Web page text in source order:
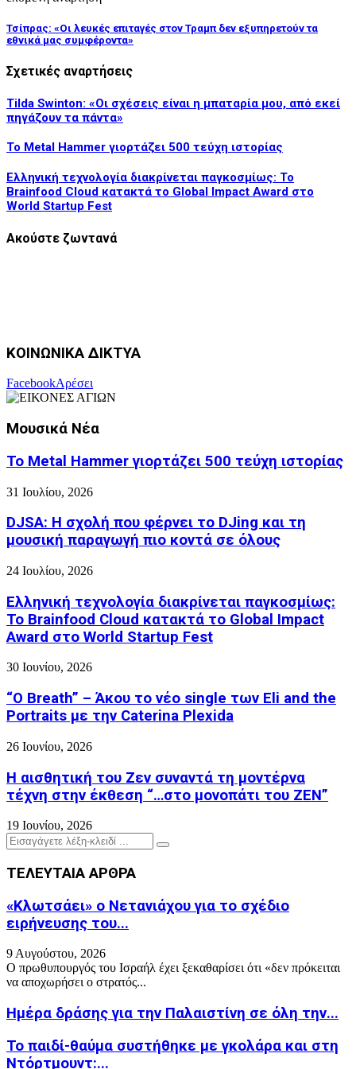
Τσίπρας: «Οι λευκές επιταγές στον Τραμπ δεν εξυπηρετούν τα
εθνικά μας συμφέροντα»
Σχετικές αναρτήσεις
Tilda Swinton: «Οι σχέσεις είναι η μπαταρία μου, από εκεί
πηγάζουν τα πάντα»
Το Metal Hammer γιορτάζει 500 τεύχη ιστορίας
Ελληνική τεχνολογία διακρίνεται παγκοσμίως: Το
Brainfood Cloud κατακτά το Global Impact Award στο
World Startup Fest
Ακούστε ζωντανά
ΚΟΙΝΩΝΙΚΑ ΔΙΚΤΥΑ
FacebookΑρέσει
Μουσικά Νέα
Το Metal Hammer γιορτάζει 500 τεύχη ιστορίας
31 Ιουλίου, 2026
DJSA: Η σχολή που φέρνει το DJing και τη
μουσική παραγωγή πιο κοντά σε όλους
24 Ιουλίου, 2026
Ελληνική τεχνολογία διακρίνεται παγκοσμίως:
Το Brainfood Cloud κατακτά το Global Impact
Award στο World Startup Fest
30 Ιουνίου, 2026
“O Breath” – Άκου το νέο single των Eli and the
Portraits με την Caterina Plexida
26 Ιουνίου, 2026
Η αισθητική του Ζεν συναντά τη μοντέρνα
τέχνη στην έκθεση “…στο μονοπάτι του ΖΕΝ”
19 Ιουνίου, 2026
Search
for:
Search
ΤΕΛΕΥΤΑΙΑ ΑΡΘΡΑ
«Κλωτσάει» ο Νετανιάχου για το σχέδιο
ειρήνευσης του...
9 Αυγούστου, 2026
Ο πρωθυπουργός του Ισραήλ έχει ξεκαθαρίσει ότι «δεν πρόκειται
να αποχωρήσει ο στρατός...
Ημέρα δράσης για την Παλαιστίνη σε όλη την...
Το παιδί-θαύμα συστήθηκε με γκολάρα και στη
Ντόρτμουντ:...